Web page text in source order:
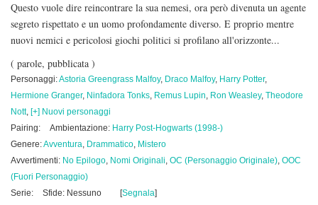
Questo vuole dire reincontrare la sua nemesi, ora però divenuta un agente
segreto rispettato e un uomo profondamente diverso. E proprio mentre
nuovi nemici e pericolosi giochi politici si profilano all'orizzonte...
( parole, pubblicata )
Personaggi:Astoria Greengrass Malfoy, Draco Malfoy, Harry Potter,
Hermione Granger, Ninfadora Tonks, Remus Lupin, Ron Weasley, Theodore
Nott, [+] Nuovi personaggi
Pairing:
Ambientazione: Harry Post-Hogwarts (1998-)
Genere:Avventura, Drammatico, Mistero
Avvertimenti: No Epilogo, Nomi Originali, OC (Personaggio Originale), OOC
(Fuori Personaggio)
Serie:
Sfide: Nessuno [Segnala]